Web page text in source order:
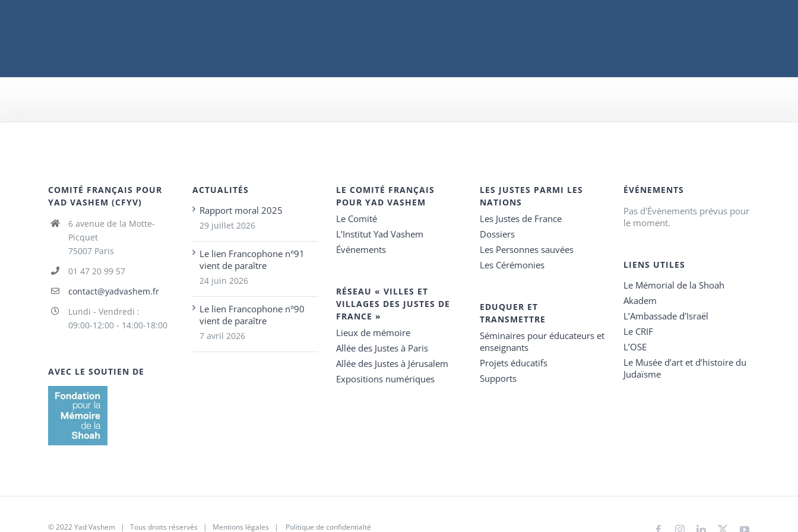
COMITÉ FRANÇAIS POUR
YAD VASHEM (CFYV)
6 avenue de la Motte-
Picquet
75007 Paris
01 47 20 99 57
contact@yadvashem.fr
Lundi - Vendredi :
09:00-12:00 - 14:00-18:00
AVEC LE SOUTIEN DE
ACTUALITÉS
Rapport moral 2025
29 juillet 2026
Le lien Francophone n°91
vient de paraître
24 juin 2026
Le lien Francophone n°90
vient de paraître
7 avril 2026
LE COMITÉ FRANÇAIS
POUR YAD VASHEM
Le Comité
L’Institut Yad Vashem
Événements
RÉSEAU « VILLES ET
VILLAGES DES JUSTES DE
FRANCE »
Lieux de mémoire
Allée des Justes à Paris
Allée des Justes à Jérusalem
Expositions numériques
LES JUSTES PARMI LES
NATIONS
Les Justes de France
Dossiers
Les Personnes sauvées
Les Cérémonies
EDUQUER ET
TRANSMETTRE
Séminaires pour éducateurs et
enseignants
Projets éducatifs
Supports
ÉVÉNEMENTS
Pas d'Évènements prévus pour
le moment.
LIENS UTILES
Le Mémorial de la Shoah
Akadem
L’Ambassade d’Israël
Le CRIF
L’OSE
Le Musée d’art et d’histoire du
Judaïsme
© 2022 Yad Vashem | Tous droits réservés | Mentions légales | Politique de confidentialté FacebookInstagramLinkedIn
X YouTube